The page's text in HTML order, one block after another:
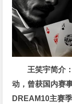
王笑宇简介
动，曾获国内赛
DREAM10主赛